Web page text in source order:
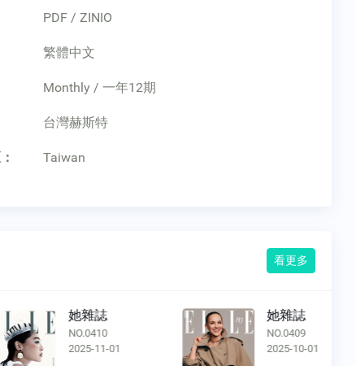
PDF / ZINIO
繁體中文
Monthly / 一年12期
台灣赫斯特
Taiwan
看更多
她雜誌
NO.0410
2025-11-01
她雜誌
NO.0409
2025-10-01